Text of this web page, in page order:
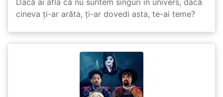
cineva ți-ar arăta, ți-ar dovedi asta, te-ai teme?